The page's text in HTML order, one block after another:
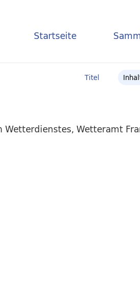
Startseite
Titel
Wetterdienstes, Wetteramt